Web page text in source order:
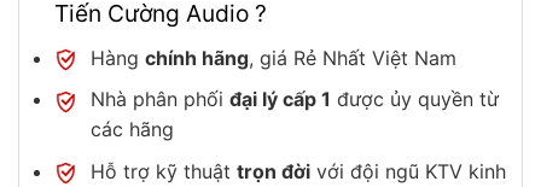
Tiến Cường Audio ?
Hàng chính hãng, giá Rẻ Nhất Việt Nam
Nhà phân phối đại lý cấp 1 được ủy quyền từ
các hãng
Hỗ trợ kỹ thuật trọn đờivới đội ngũ KTV kinh